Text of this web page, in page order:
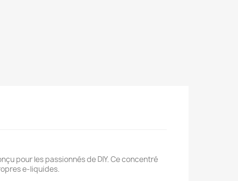
pour les passionnés de DIY. Ce concentré
e-liquides.